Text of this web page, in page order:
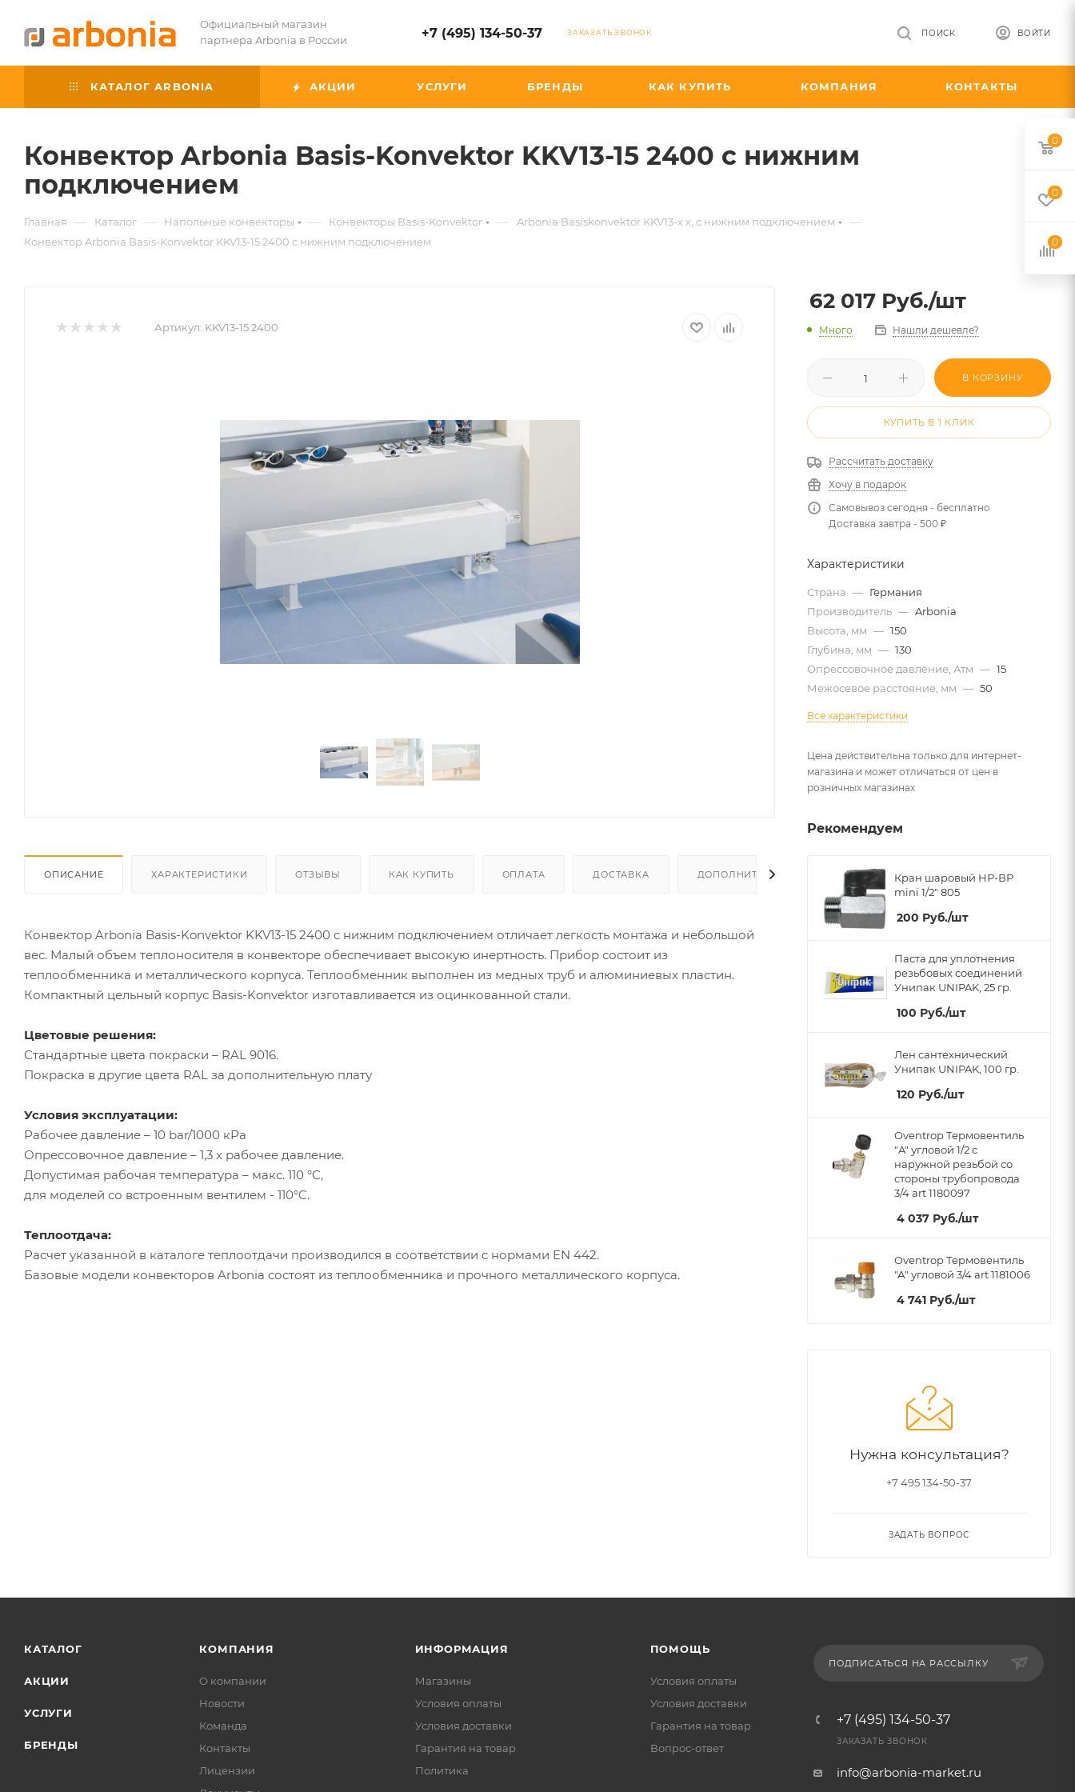
Официальный магазин
партнера Arbonia в России
+7 (495) 134-50-37 ЗАКАЗАТЬ ЗВОНОК ВОЙТИ
ПОИСК
КАТАЛОГ ARBONIA АКЦИИ УСЛУГИ БРЕНДЫ КАК КУПИТЬ КОМПАНИЯ КОНТАКТЫ
Конвектор Arbonia Basis-Konvektor KKV13-15 2400 с нижним
подключением
Главная — Каталог — Напольные конвекторы — Конвекторы Basis-Konvektor — Arbonia Basiskonvektor KKV13-х x, с нижним подключением —
Конвектор Arbonia Basis-Konvektor KKV13-15 2400 с нижним подключением
Артикул: KKV13-15 2400
ОПИСАНИЕ ХАРАКТЕРИСТИКИ ОТЗЫВЫ КАК КУПИТЬ ОПЛАТА ДОСТАВКА ДОПОЛНИТЕЛЬНО
Конвектор Arbonia Basis-Konvektor KKV13-15 2400 с нижним подключением отличает легкость монтажа и небольшой
вес. Малый объем теплоносителя в конвекторе обеспечивает высокую инертность. Прибор состоит из
теплообменника и металлического корпуса. Теплообменник выполнен из медных труб и алюминиевых пластин.
Компактный цельный корпус Basis-Konvektor изготавливается из оцинкованной стали.
Цветовые решения:
Стандартные цвета покраски – RAL 9016.
Покраска в другие цвета RAL за дополнительную плату
Условия эксплуатации:
Рабочее давление – 10 bar/1000 кРа
Опрессовочное давление – 1,3 х рабочее давление.
Допустимая рабочая температура – макс. 110 °C,
для моделей со встроенным вентилем - 110°C.
Теплоотдача:
Расчет указанной в каталоге теплоотдачи производился в соответствии с нормами EN 442.
Базовые модели конвекторов Arbonia состоят из теплообменника и прочного металлического корпуса.
62 017 Руб./шт
Много Нашли дешевле?
В КОРЗИНУ
КУПИТЬ В 1 КЛИК
Рассчитать доставку
Хочу в подарок
Самовывоз сегодня - бесплатно
Доставка завтра - 500 ₽
Характеристики
Страна — Германия
Производитель — Arbonia
Высота, мм — 150
Глубина, мм — 130
Опрессовочное давление, Атм — 15
Межосевое расстояние, мм — 50
Все характеристики
Цена действительна только для интернет-
магазина и может отличаться от цен в
розничных магазинах
Рекомендуем
Кран шаровый НР-ВР
mini 1/2" 805
200 Руб./шт
Паста для уплотнения
резьбовых соединений
Унипак UNIPAK, 25 гр.
100 Руб./шт
Лен сантехнический
Унипак UNIPAK, 100 гр.
120 Руб./шт
Oventrop Термовентиль
"A" угловой 1/2 с
наружной резьбой со
стороны трубопровода
3/4 art 1180097
4 037 Руб./шт
Oventrop Термовентиль
"А" угловой 3/4 art 1181006
4 741 Руб./шт
Нужна консультация?
+7 495 134-50-37
ЗАДАТЬ ВОПРОС
КАТАЛОГ
АКЦИИ
УСЛУГИ
БРЕНДЫ
КОМПАНИЯ
О компании
Новости
Команда
Контакты
Лицензии
ИНФОРМАЦИЯ
Магазины
Условия оплаты
Условия доставки
Гарантия на товар
Политика
ПОМОЩЬ
Условия оплаты
Условия доставки
Гарантия на товар
Вопрос-ответ
ПОДПИСАТЬСЯ НА РАССЫЛКУ
+7 (495) 134-50-37
ЗАКАЗАТЬ ЗВОНОК
info@arbonia-market.ru
0
0
0